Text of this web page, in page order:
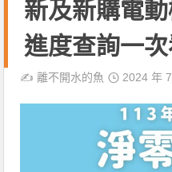
新及新購電
進度查詢一
✍️離不開水的魚 2024 年